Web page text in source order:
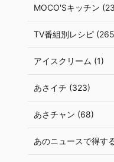
MOCO'Sキッチン
TV番組別レシピ
アイスクリーム (1)
あさイチ (323)
あさチャン (68)
あのニュースで得す